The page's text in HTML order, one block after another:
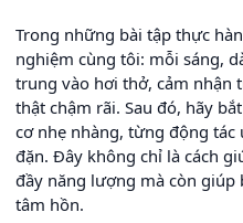
Trong những bài tập thực
nghiệm cùng tôi: mỗi sáng,
trung vào hơi thở, cảm nhận
thật chậm rãi. Sau đó, hãy
cơ nhẹ nhàng, từng động
đặn. Đây không chỉ là cách
đầy năng lượng mà còn
tâm hồn.